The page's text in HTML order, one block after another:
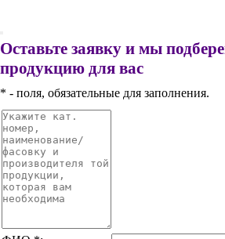
Оставьте заявку и мы
продукцию для вас
* - поля, обязательные для заполнения.